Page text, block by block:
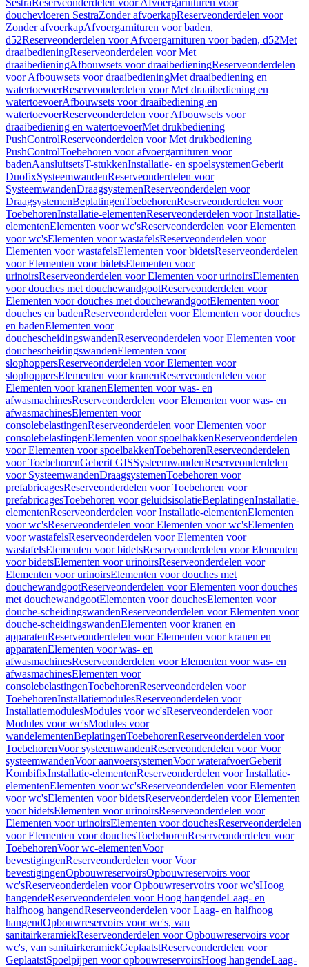
SestraReserveonderdelen voor Afvoergarnituren voor
douchevloeren SestraZonder afvoerkapReserveonderdelen voor
Zonder afvoerkapAfvoergarnituren voor baden,
d52Reserveonderdelen voor Afvoergarnituren voor baden, d52Met
draaibedieningReserveonderdelen voor Met
draaibedieningAfbouwsets voor draaibedieningReserveonderdelen
voor Afbouwsets voor draaibedieningMet draaibediening en
watertoevoerReserveonderdelen voor Met draaibediening en
watertoevoerAfbouwsets voor draaibediening en
watertoevoerReserveonderdelen voor Afbouwsets voor
draaibediening en watertoevoerMet drukbediening
PushControlReserveonderdelen voor Met drukbediening
PushControlToebehoren voor afvoergarnituren voor
badenAansluitsetsT-stukkenInstallatie- en spoelsystemenGeberit
DuofixSysteemwandenReserveonderdelen voor
SysteemwandenDraagsystemenReserveonderdelen voor
DraagsystemenBeplatingenToebehorenReserveonderdelen voor
ToebehorenInstallatie-elementenReserveonderdelen voor Installatie-
elementenElementen voor wc'sReserveonderdelen voor Elementen
voor wc'sElementen voor wastafelsReserveonderdelen voor
Elementen voor wastafelsElementen voor bidetsReserveonderdelen
voor Elementen voor bidetsElementen voor
urinoirsReserveonderdelen voor Elementen voor urinoirsElementen
voor douches met douchewandgootReserveonderdelen voor
Elementen voor douches met douchewandgootElementen voor
douches en badenReserveonderdelen voor Elementen voor douches
en badenElementen voor
douchescheidingswandenReserveonderdelen voor Elementen voor
douchescheidingswandenElementen voor
slophoppersReserveonderdelen voor Elementen voor
slophoppersElementen voor kranenReserveonderdelen voor
Elementen voor kranenElementen voor was- en
afwasmachinesReserveonderdelen voor Elementen voor was- en
afwasmachinesElementen voor
consolebelastingenReserveonderdelen voor Elementen voor
consolebelastingenElementen voor spoelbakkenReserveonderdelen
voor Elementen voor spoelbakkenToebehorenReserveonderdelen
voor ToebehorenGeberit GISSysteemwandenReserveonderdelen
voor SysteemwandenDraagsystemenToebehoren voor
prefabricagesReserveonderdelen voor Toebehoren voor
prefabricagesToebehoren voor geluidsisolatieBeplatingenInstallatie-
elementenReserveonderdelen voor Installatie-elementenElementen
voor wc'sReserveonderdelen voor Elementen voor wc'sElementen
voor wastafelsReserveonderdelen voor Elementen voor
wastafelsElementen voor bidetsReserveonderdelen voor Elementen
voor bidetsElementen voor urinoirsReserveonderdelen voor
Elementen voor urinoirsElementen voor douches met
douchewandgootReserveonderdelen voor Elementen voor douches
met douchewandgootElementen voor douchesElementen voor
douche-scheidingswandenReserveonderdelen voor Elementen voor
douche-scheidingswandenElementen voor kranen en
apparatenReserveonderdelen voor Elementen voor kranen en
apparatenElementen voor was- en
afwasmachinesReserveonderdelen voor Elementen voor was- en
afwasmachinesElementen voor
consolebelastingenToebehorenReserveonderdelen voor
ToebehorenInstallatiemodulesReserveonderdelen voor
InstallatiemodulesModules voor wc'sReserveonderdelen voor
Modules voor wc'sModules voor
wandelementenBeplatingenToebehorenReserveonderdelen voor
ToebehorenVoor systeemwandenReserveonderdelen voor Voor
systeemwandenVoor aanvoersystemenVoor waterafvoerGeberit
KombifixInstallatie-elementenReserveonderdelen voor Installatie-
elementenElementen voor wc'sReserveonderdelen voor Elementen
voor wc'sElementen voor bidetsReserveonderdelen voor Elementen
voor bidetsElementen voor urinoirsReserveonderdelen voor
Elementen voor urinoirsElementen voor douchesReserveonderdelen
voor Elementen voor douchesToebehorenReserveonderdelen voor
ToebehorenVoor wc-elementenVoor
bevestigingenReserveonderdelen voor Voor
bevestigingenOpbouwreservoirsOpbouwreservoirs voor
wc'sReserveonderdelen voor Opbouwreservoirs voor wc'sHoog
hangendeReserveonderdelen voor Hoog hangendeLaag- en
halfhoog hangendReserveonderdelen voor Laag- en halfhoog
hangendOpbouwreservoirs voor wc's, van
sanitairkeramiekReserveonderdelen voor Opbouwreservoirs voor
wc's, van sanitairkeramiekGeplaatstReserveonderdelen voor
GeplaatstSpoelpijpen voor opbouwreservoirsHoog hangendeLaag-